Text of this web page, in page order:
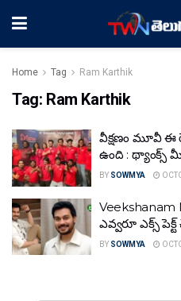
Home Tag Ram Karthik
Tag: Ram Karthik
వీక్షణం మూవీ
ఉంది : థ్యాంక్స్
BY SOWMYA
Veekshanam
ఎవ్వరూ ఎక్స్
BY SOWMYA